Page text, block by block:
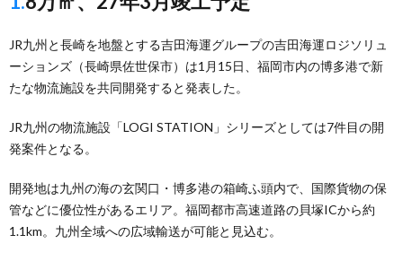
JR九州と長崎を地盤とする吉田海運グループの吉田海運ロジソリュ
ーションズ（長崎県佐世保市）は1月15日、福岡市内の博多港で新
たな物流施設を共同開発すると発表した。
JR九州の物流施設「LOGI STATION」シリーズとしては7件目の開
発案件となる。
開発地は九州の海の玄関口・博多港の箱崎ふ頭内で、国際貨物の保
管などに優位性があるエリア。福岡都市高速道路の貝塚ICから約
1.1km。九州全域への広域輸送が可能と見込む。